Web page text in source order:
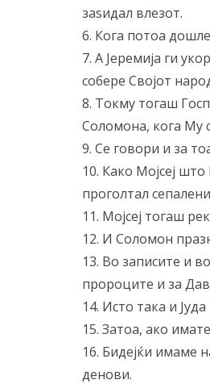
заѕидал влезот.
6. Кога потоа
7. А Јеремија ги
собере Својот
8. Токму тогаш
Соломона, кога Му
9. Се говори и за
10. Како Мојсеј
проголтал
11. Мојсеј тогаш
12. И Соломон
13. Во записите и
пророците и за
14. Исто така и
15. Затоа, ако
16. Бидејќи имаме
денови.